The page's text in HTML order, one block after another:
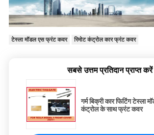
टेस्ला मॉडल एस फ्रंट कवर रिमोट कंट्रोल कार फ्रंट कवर
सबसे उत्तम प्रतिदान प्राप्त करें
गर्म बिक्री कार फिटिंग टेस्ला
कंट्रोल के साथ फ्रंट कवर